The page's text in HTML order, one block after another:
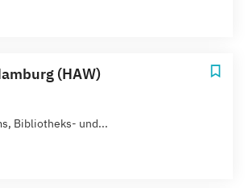
(HAW)
Bibliotheks- und...